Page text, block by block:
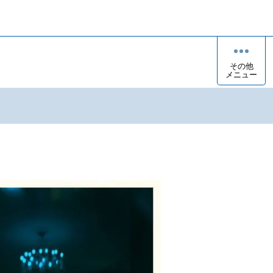
その他
メニュー